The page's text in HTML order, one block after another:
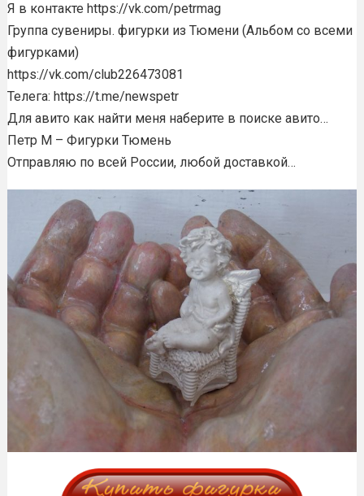
Я в контакте https://vk.com/petrmag
Группа сувениры. фигурки из Тюмени (Альбом со всеми
фигурками)
https://vk.com/club226473081
Телега: https://t.me/newspetr
Для авито как найти меня наберите в поиске авито…
Петр М – Фигурки Тюмень
Отправляю по всей России, любой доставкой…